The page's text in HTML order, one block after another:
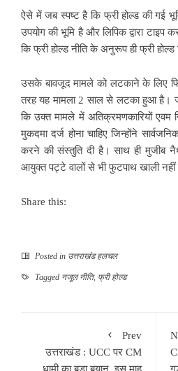
ऐसे में जब स्पष्ट है कि फ्री होल्ड की गई
उपयोग की भूमि है और लिपिक द्वारा टाइप
कि फ्री होल्ड नीति के अनुरूप ही फ्री होल्ड
उसके बावजूद मामले को लटकाने के लिए
तरह यह मामला 2 साल से लटका हुआ है।
कि उक्त मामले में अतिक्रमणकारियों एवम
मुकदमा दर्ज होना चाहिए जिन्होंने
करने की संस्तुति दी है। साथ ही मुजीब
आयुक्त पट्टे वालों से भी फुटपाथ खाली नहीं
Share this:
Posted in उत्तराखंड हलचल
Tagged नजूल नीति, फ्री होल्ड
Prev
उत्तराखंड : UCC पर CM